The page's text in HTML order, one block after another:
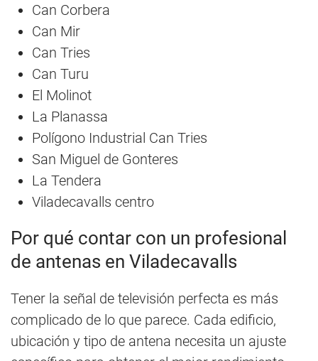
Can Corbera
Can Mir
Can Tries
Can Turu
El Molinot
La Planassa
Polígono Industrial Can Tries
San Miguel de Gonteres
La Tendera
Viladecavalls centro
Por qué contar con un profesional
de antenas en Viladecavalls
Tener la señal de televisión perfecta es más
complicado de lo que parece. Cada edificio,
ubicación y tipo de antena necesita un ajuste